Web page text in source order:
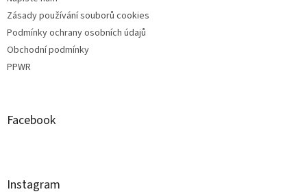
Zásady používání souborů cookies
Podmínky ochrany osobních údajů
Obchodní podmínky
PPWR
Facebook
Instagram